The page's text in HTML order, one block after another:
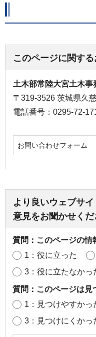
このページに関す
土木部常陸大宮土木
〒319-3526 茨城県久
電話番号：0295-72-
お問い合わせフォーム
より良いウェブサ
意見をお聞かせくだ
質問：このページの情
1：役に立った
3：役に立たなかっ
質問：このページは見
1：見つけやすかっ
3：見つけにくかっ